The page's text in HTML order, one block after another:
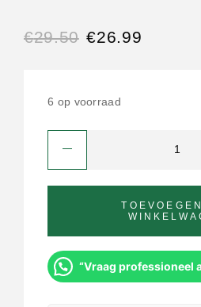
€29.50 €26.99
6 op voorraad
“Vraag professioneel